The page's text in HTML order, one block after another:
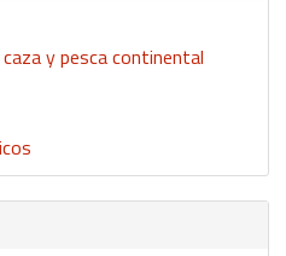
y pesca continental